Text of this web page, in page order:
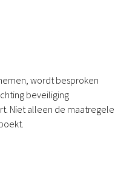
wordt besproken
beveiliging
Niet alleen de